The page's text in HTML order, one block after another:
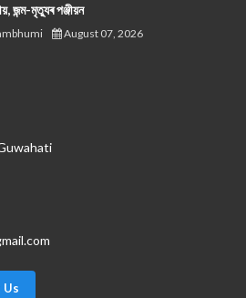
জন্ম-মৃত্যুৰ পঞ্জীয়ন
August 07, 2026
Us